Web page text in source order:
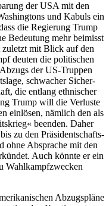
der USA mit den
und Kabuls ein
die Regierung Trump
Be­deutung mehr beimisst
zuletzt mit Blick auf den
deuten die politischen
der US-Truppen
schwacher Sicher­
die entlang eth­nischer
Trump will die Ver­luste
einlösen, nämlich den als
be­enden. Daher
zu den Prä­si­dentschafts­
ohne Absprache mit den
Auch könnte er ein
Wahlkampf­zwecken
Abzugspläne